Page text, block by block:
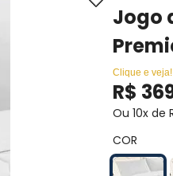
Jogo
Clique e veja!
R$
Ou10x de
COR